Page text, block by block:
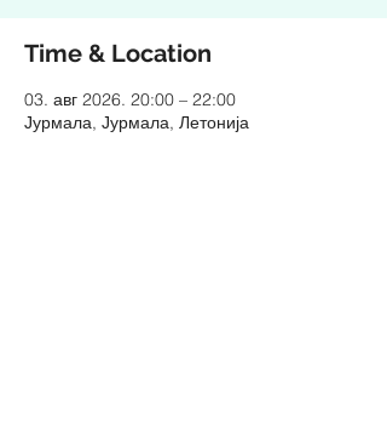
Time & Location
03. авг 2026. 20:00 – 22:00
Јурмала, Јурмала, Летонија